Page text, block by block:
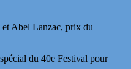
Abel Lanzac, prix du
du 40e Festival pour